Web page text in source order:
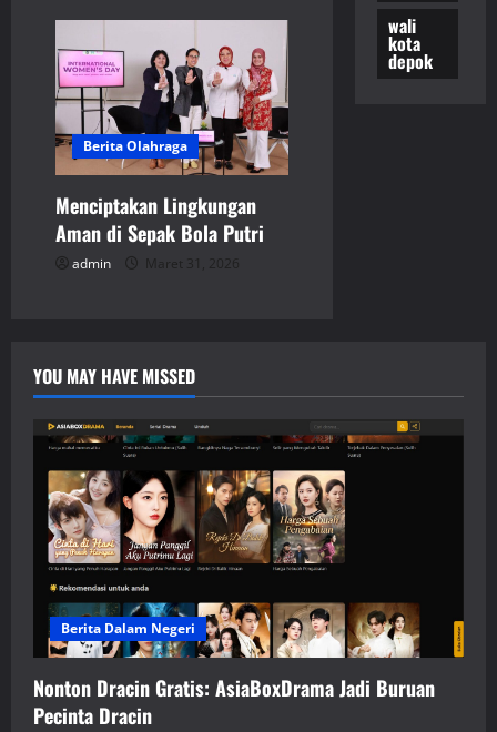
Berita Olahraga
Menciptakan Lingkungan
Aman di Sepak Bola Putri
admin Maret 31, 2026
wali
kota
depok
YOU MAY HAVE MISSED
Berita Dalam Negeri
Nonton Dracin Gratis: AsiaBoxDrama Jadi Buruan
Pecinta Dracin